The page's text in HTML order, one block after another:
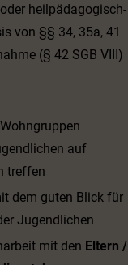
heilpädagogisch-
von §§ 34, 35a, 41
(§ 42 SGB VIII)
auf
treffen
dem guten Blick für
Jugendlichen
mit den Eltern /